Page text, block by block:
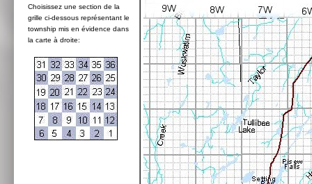
Choisissez une section de la
grille ci-dessous représentant le
township mis en évidence dans
la carte à droite: